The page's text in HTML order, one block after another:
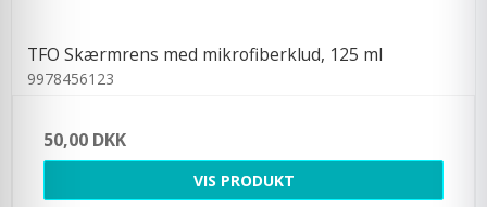
TFO Skærmrens med mikrofiberklud, 125 ml
9978456123
50,00 DKK
VIS PRODUKT